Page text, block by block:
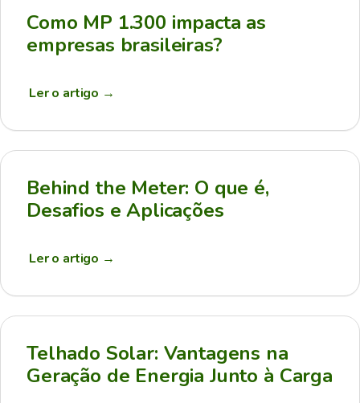
Como MP 1.300 impacta as
empresas brasileiras?
Ler o artigo →
Behind the Meter: O que é,
Desafios e Aplicações
Ler o artigo →
Telhado Solar: Vantagens na
Geração de Energia Junto à Carga